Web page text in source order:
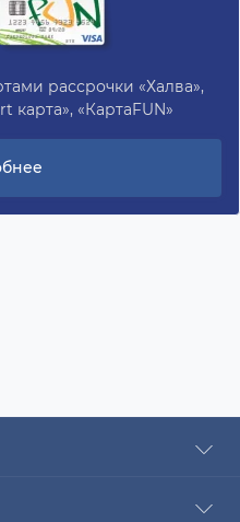
рассрочки «Халва»,
карта», «КартаFUN»